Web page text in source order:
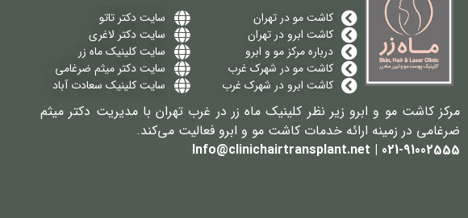
کاشت مو در تهران
کاشت ابرو در تهران
درباره مرکز مو و ابرو
کاشت مو در شهرک غرب
کاشت ابرو در شهرک غرب
سایت دکتر تاتو
سایت دکتر لاغری
سایت کلینیک ماه زر
سایت دکتر میثم ضرغامی
سایت کلینیک سعادت آباد
مرکز کاشت مو و ابرو زیر نظر کلینیک ماه زر در غرب تهران با مدیریت دکتر میثم
ضرغامی در زمینه ارائه خدمات کاشت مو و ابرو فعالیت می‌کند.
021-91002555 | Info@clinichairtransplant.net